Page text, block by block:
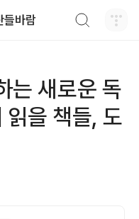
들바람
새로운 독
을 책들, 도